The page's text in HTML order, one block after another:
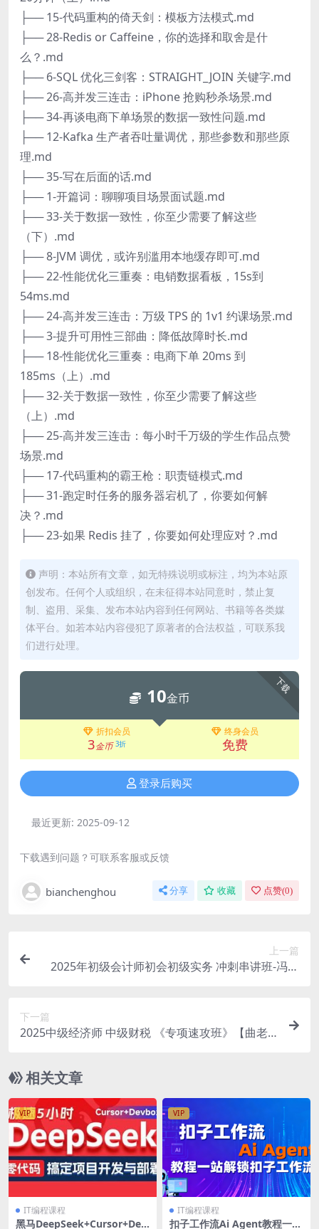
├── 15-代码重构的倚天剑：模板方法模式.md
├── 28-Redis or Caffeine，你的选择和取舍是什
么？.md
├── 6-SQL 优化三剑客：STRAIGHT_JOIN 关键字.md
├── 26-高并发三连击：iPhone 抢购秒杀场景.md
├── 34-再谈电商下单场景的数据一致性问题.md
├── 12-Kafka 生产者吞吐量调优，那些参数和那些原
理.md
├── 35-写在后面的话.md
├── 1-开篇词：聊聊项目场景面试题.md
├── 33-关于数据一致性，你至少需要了解这些
（下）.md
├── 8-JVM 调优，或许别滥用本地缓存即可.md
├── 22-性能优化三重奏：电销数据看板，15s到
54ms.md
├── 24-高并发三连击：万级 TPS 的 1v1 约课场景.md
├── 3-提升可用性三部曲：降低故障时长.md
├── 18-性能优化三重奏：电商下单 20ms 到
185ms（上）.md
├── 32-关于数据一致性，你至少需要了解这些
（上）.md
├── 25-高并发三连击：每小时千万级的学生作品点赞
场景.md
├── 17-代码重构的霸王枪：职责链模式.md
├── 31-跑定时任务的服务器宕机了，你要如何解
决？.md
├── 23-如果 Redis 挂了，你要如何处理应对？.md
声明：本站所有文章，如无特殊说明或标注，均为本站原
创发布。任何个人或组织，在未征得本站同意时，禁止复
制、盗用、采集、发布本站内容到任何网站、书籍等各类媒
体平台。如若本站内容侵犯了原著者的合法权益，可联系我
们进行处理。
下载
10金币
折扣会员
3金币 3折
终身会员
免费
登录后购买
最近更新: 2025-09-12
下载遇到问题？可联系客服或反馈
bianchenghou 分享 收藏 点赞(0)
上一篇
2025年初级会计师初会初级实务 冲刺串讲班-冯雅
下一篇
2025中级经济师 中级财税 《专项速攻班》【曲老
相关文章
VIP
IT编程课程
黑马DeepSeek+Cursor+Dev
VIP
IT编程课程
扣子工作流Ai Agent教程一站